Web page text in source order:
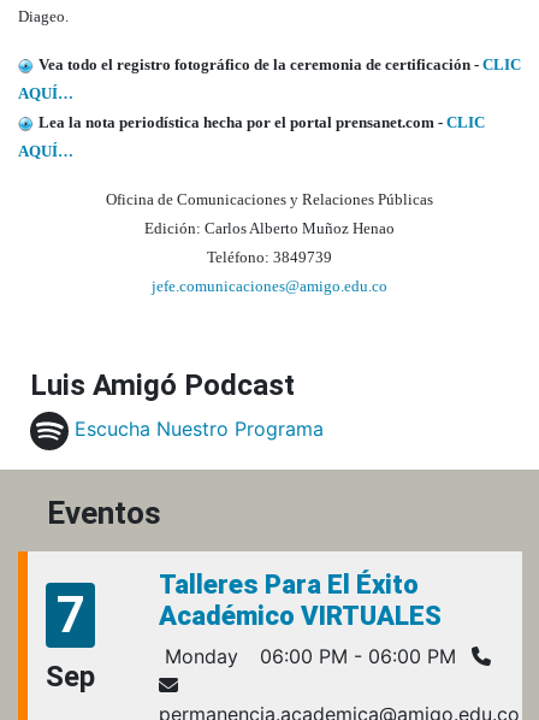
Diageo.
Vea todo el registro fotográfico de la ceremonia de certificación - CLIC
AQUÍ…
Lea la nota periodística hecha por el portal prensanet.com - CLIC
AQUÍ…
Oficina de Comunicaciones y Relaciones Públicas
Edición: Carlos Alberto Muñoz Henao
Teléfono: 3849739
jefe.comunicaciones@amigo.edu.co
Luis Amigó Podcast
Escucha Nuestro Programa
Eventos
7
Sep
Talleres Para El Éxito
Académico VIRTUALES
Monday 06:00 PM - 06:00 PM
permanencia.academica@amigo.edu.co